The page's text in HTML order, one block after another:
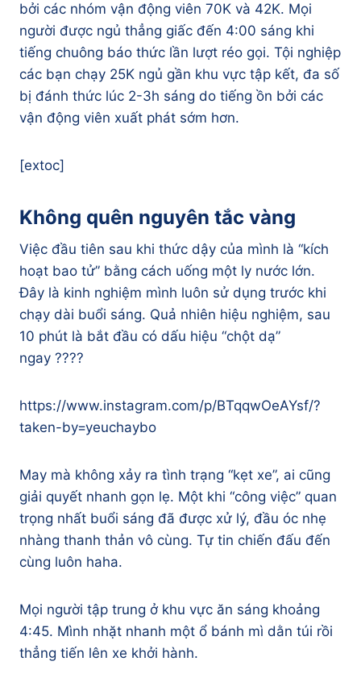
bởi các nhóm vận động viên 70K và 42K. Mọi
người được ngủ thẳng giấc đến 4:00 sáng khi
tiếng chuông báo thức lần lượt réo gọi. Tội nghiệp
các bạn chạy 25K ngủ gần khu vực tập kết, đa số
bị đánh thức lúc 2-3h sáng do tiếng ồn bởi các
vận động viên xuất phát sớm hơn.
[extoc]
Không quên nguyên tắc vàng
Việc đầu tiên sau khi thức dậy của mình là “kích
hoạt bao tử” bằng cách uống một ly nước lớn.
Đây là kinh nghiệm mình luôn sử dụng trước khi
chạy dài buổi sáng. Quả nhiên hiệu nghiệm, sau
10 phút là bắt đầu có dấu hiệu “chột dạ”
ngay ????
https://www.instagram.com/p/BTqqwOeAYsf/?
taken-by=yeuchaybo
May mà không xảy ra tình trạng “kẹt xe”, ai cũng
giải quyết nhanh gọn lẹ. Một khi “công việc” quan
trọng nhất buổi sáng đã được xử lý, đầu óc nhẹ
nhàng thanh thản vô cùng. Tự tin chiến đấu đến
cùng luôn haha.
Mọi người tập trung ở khu vực ăn sáng khoảng
4:45. Mình nhặt nhanh một ổ bánh mì dằn túi rồi
thẳng tiến lên xe khởi hành.